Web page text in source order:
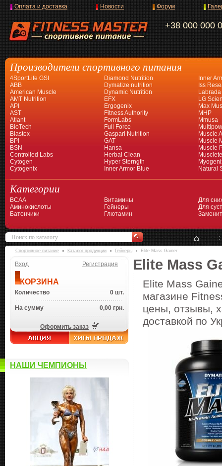
+38 000 000
Оплата и доставка Новости Форум
Производители спортивного питания
4SportLife GSI
ABB
American Muscle
AMT Nutrition
API
AST
Atlant
BioTech
Blastex
BPi
BSN
Controlled Labs
Cytogen
Cytogenix
Diamond Nutrition
Dymatize nutrition
Dynamic Nutrition
EFX
Ergogenix
Fitness Authority
FormLabs
Full Force
Gaspari Nutrition
GAT
Hansa
Herbal Clean
Hyper Sterngth
Inner Armor Blue
Inner
Iss
Labrada
LG
Max
MHP
Mmusa
Muscle
Muscle
Muscle
Natural
Категории
BCAA
Аминокислоты
Батончики
Витамины
Гейнеры
Глютамин
Для
Для
Спортивное питание Каталог продукции Гейнеры Elite Mass Gainer
Вход Регистрация
КОРЗИНА
Количество 0 шт.
На сумму 0,00 грн.
Оформить заказ
НАШИ ЧЕМПИОНЫ
Elite Mass
Elite Mass
магазине
цены, отзывы,
доставкой по